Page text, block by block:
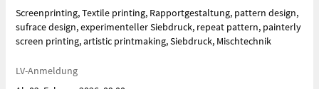
Screenprinting, Textile printing, Rapportgestaltung, pattern design,
sufrace design, experimenteller Siebdruck, repeat pattern, painterly
screen printing, artistic printmaking, Siebdruck, Mischtechnik
LV-Anmeldung